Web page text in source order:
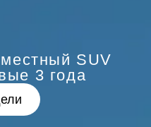
SUV
3 года